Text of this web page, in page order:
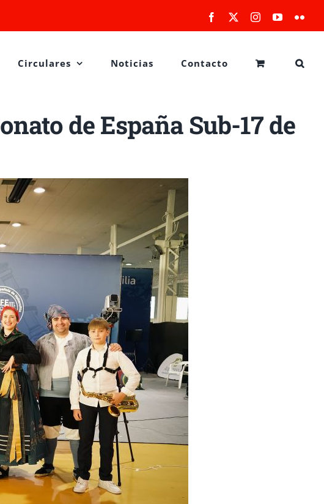
Facebook InstagramYouTube
Circulares Noticias Contacto
de España Sub-17 de